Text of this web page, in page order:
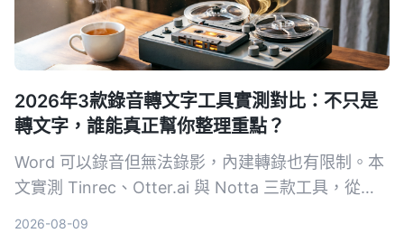
2026年3款錄音轉文字工具實測對比：不只是
轉文字，誰能真正幫你整理重點？
Word 可以錄音但無法錄影，內建轉錄也有限制。本
文實測 Tinrec、Otter.ai 與 Notta 三款工具，從輸
2026-08-09